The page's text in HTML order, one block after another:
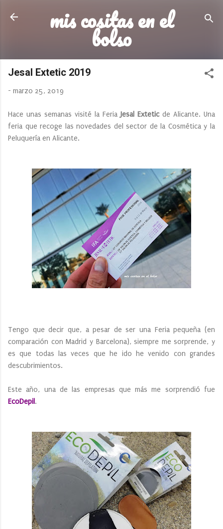
Ir al contenido principal
mis cositas en el
bolso
Jesal Extetic 2019
- marzo 25, 2019
Hace unas semanas visité la Feria Jesal Exteticde Alicante. Una
feria que recoge las novedades del sector de la Cosmética y la
Peluquería en Alicante.
Tengo que decir que, a pesar de ser una Feria pequeña (en
comparación con Madrid y Barcelona), siempre me sorprende, y
es que todas las veces que he ido he venido con grandes
descubrimientos.
Este año, una de las empresas que más me sorprendió fue
EcoDepil .